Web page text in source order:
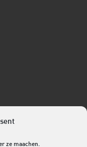
ze maachen.